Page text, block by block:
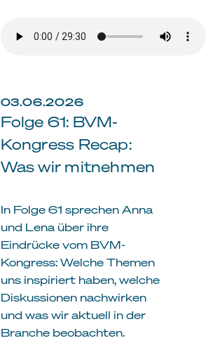
03.06.2026
Folge 61: BVM-
Kongress Recap:
Was wir mitnehmen
In Folge 61 sprechen Anna
und Lena über ihre
Eindrücke vom BVM-
Kongress: Welche Themen
uns inspiriert haben, welche
Diskussionen nachwirken
und was wir aktuell in der
Branche beobachten.